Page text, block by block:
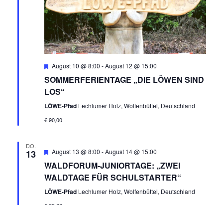
Empfohlen
August 10 @ 8:00 -August 12 @ 15:00
SOMMERFERIENTAGE „DIE LÖWEN SIND
LOS“
LÖWE-Pfad Lechlumer Holz, Wolfenbüttel, Deutschland
€ 90,00
DO.
13 Empfohlen
August 13 @ 8:00 -August 14 @ 15:00
WALDFORUM-JUNIORTAGE: „ZWEI
WALDTAGE FÜR SCHULSTARTER“
LÖWE-Pfad Lechlumer Holz, Wolfenbüttel, Deutschland